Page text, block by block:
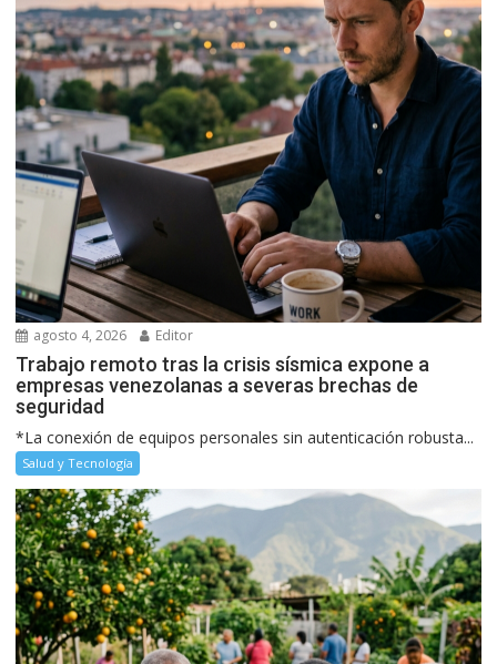
agosto 4, 2026 Editor
Trabajo remoto tras la crisis sísmica expone a
empresas venezolanas a severas brechas de
seguridad
*La conexión de equipos personales sin autenticación robusta...
Salud y Tecnología